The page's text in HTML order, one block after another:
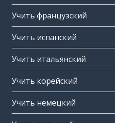
Учить французский
Учить испанский
Учить итальянский
Учить корейский
Учить немецкий